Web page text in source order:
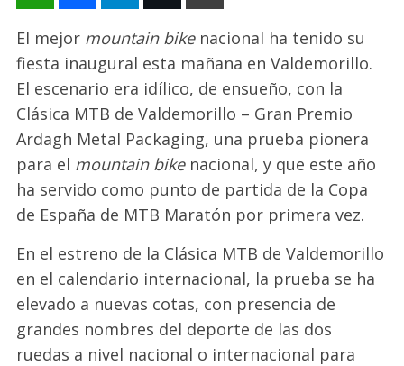
El mejor mountain bikenacional ha tenido su
fiesta inaugural esta mañana en Valdemorillo.
El escenario era idílico, de ensueño, con la
Clásica MTB de Valdemorillo – Gran Premio
Ardagh Metal Packaging, una prueba pionera
para el mountain bikenacional, y que este año
ha servido como punto de partida de la Copa
de España de MTB Maratón por primera vez.
En el estreno de la Clásica MTB de Valdemorillo
en el calendario internacional, la prueba se ha
elevado a nuevas cotas, con presencia de
grandes nombres del deporte de las dos
ruedas a nivel nacional o internacional para